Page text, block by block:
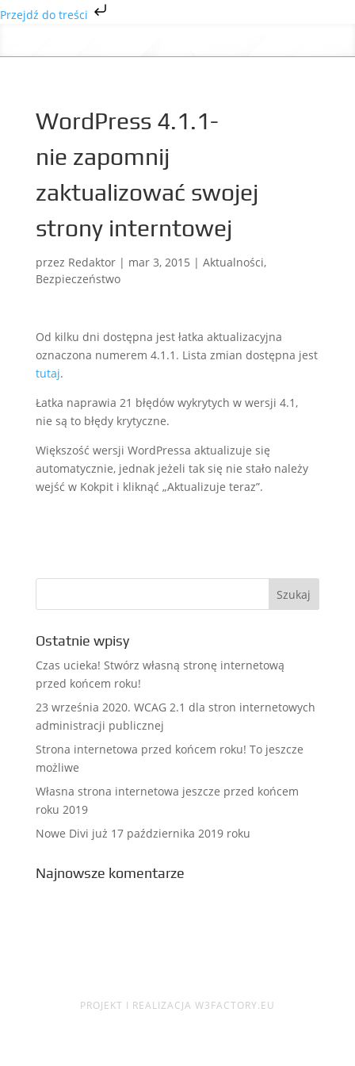
Przejdź do treści
WordPress 4.1.1-
nie zapomnij
zaktualizować swojej
strony interntowej
przez Redaktor| mar 3, 2015 | Aktualności,
Bezpieczeństwo
Od kilku dni dostępna jest łatka aktualizacyjna
oznaczona numerem 4.1.1. Lista zmian dostępna jest
tutaj.
Łatka naprawia 21 błędów wykrytych w wersji 4.1,
nie są to błędy krytyczne.
Większość wersji WordPressa aktualizuje się
automatycznie, jednak jeżeli tak się nie stało należy
wejść w Kokpit i kliknąć „Aktualizuje teraz”.
Ostatnie wpisy
Czas ucieka! Stwórz własną stronę internetową
przed końcem roku!
23 września 2020. WCAG 2.1 dla stron internetowych
administracji publicznej
Strona internetowa przed końcem roku! To jeszcze
możliwe
Własna strona internetowa jeszcze przed końcem
roku 2019
Nowe Divi już 17 października 2019 roku
Najnowsze komentarze
PROJEKT I REALIZACJA W3FACTORY.EU